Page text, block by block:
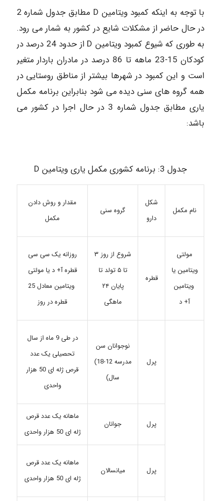
با توجه به اینکه کمبود ویتامین D مطابق جدول شماره 2
در حال حاضر از مشکلات شایع در کشور به شمار می رود.
به طوری که شیوع کمبود ویتامین D از حدود 24 درصد در
کودکان 15-23 ماهه تا 86 درصد در مادران باردار متغیر
است و این کمبود در شهرها بیشتر از مناطق روستایی در
همه گروه های سنی دیده می شود بنابراین برنامه مکمل
یاری مطابق جدول شماره 3 در حال اجرا در کشور می
باشد:
جدول 3: برنامه کشوری مکمل یاری ویتامین D
نام مکمل
شکل
دارو
گروه سنی
مقدار و روش دادن
مکمل
مولتی
ویتامین یا
ویتامین
آ+ د
قطره
شروع از روز ۳
تا ۵ تولد تا
پایان ۲۴
ماهگی
روزانه یک سی سی
قطره آ+ د یا مولتی
ویتامین معادل 25
قطره در روز
پرل
نوجوانان سن
مدرسه 12-18)
سال)
در طی 9 ماه از سال
تحصیلی یک عدد
قرص ژله ای 50 هزار
واحدی
پرل جوانان
ماهانه یک عدد قرص
ژله ای 50 هزار واحدی
پرل میانسالان
ماهانه یک عدد قرص
ژله ای 50 هزار واحدی